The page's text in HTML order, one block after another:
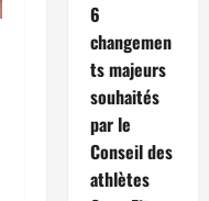
6
changemen
ts majeurs
souhaités
par le
Conseil des
athlètes